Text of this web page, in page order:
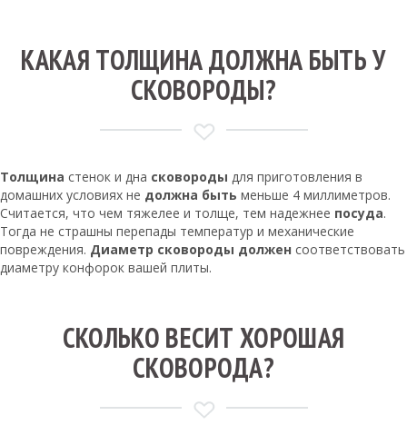
КАКАЯ ТОЛЩИНА ДОЛЖНА БЫТЬ У
СКОВОРОДЫ?
Толщина стенок и дна сковороды для приготовления в
домашних условиях не должна быть меньше 4 миллиметров.
Считается, что чем тяжелее и толще, тем надежнее посуда.
Тогда не страшны перепады температур и механические
повреждения. Диаметр сковороды должен соответствовать
диаметру конфорок вашей плиты.
СКОЛЬКО ВЕСИТ ХОРОШАЯ
СКОВОРОДА?